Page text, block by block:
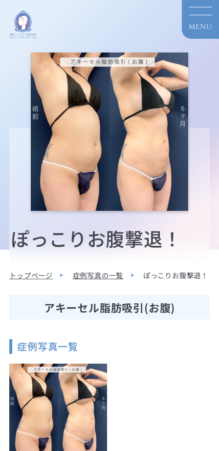
ぽっこりお腹撃退！
トップページ 症例写真の一覧 ぽっこりお腹撃退！
アキーセル脂肪吸引(お腹)
症例写真一覧